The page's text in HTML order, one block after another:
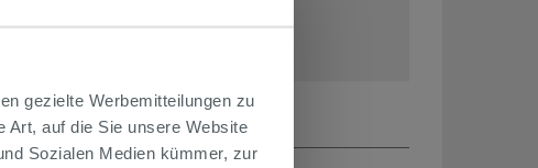
gezielte Werbemitteilungen zu
Art, auf die Sie unsere Website
Sozialen Medien kümmer, zur